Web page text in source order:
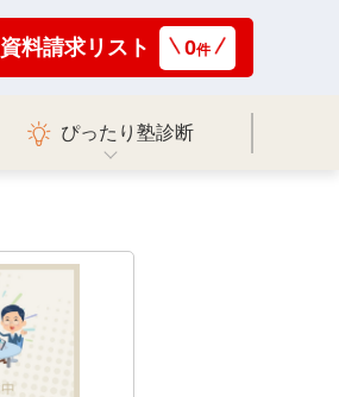
資料請求リスト 0件
ぴったり塾診断